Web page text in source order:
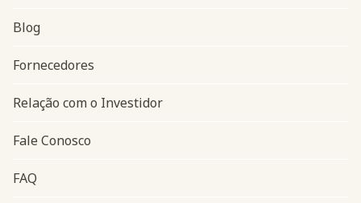
Navegação do rodapé
Blog
Fornecedores
Relação com o Investidor
Fale Conosco
FAQ